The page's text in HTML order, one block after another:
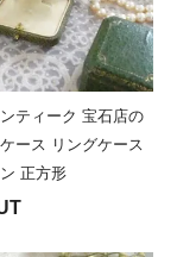
ティーク 宝石店の
ース リングケース
正方形